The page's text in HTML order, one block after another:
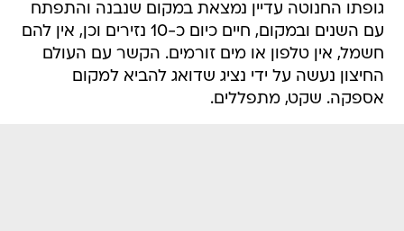
גופתו החנוטה עדיין נמצאת במקום שנבנה והתפתח
עם השנים ובמקום, חיים כיום כ-10 נזירים וכן, אין להם
חשמל, אין טלפון או מים זורמים. הקשר עם העולם
החיצון נעשה על ידי נציג שדואג להביא למקום
אספקה. שקט, מתפללים.